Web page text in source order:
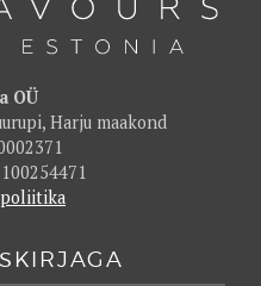
OÜ
Harju maakond